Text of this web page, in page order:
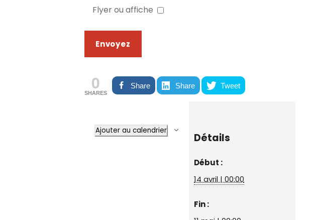
Flyer ou affiche
0
SHARES
Share Share Tweet
Ajouter au calendrier
Détails
Début :
14 avril | 00:00
Fin :